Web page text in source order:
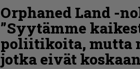
Orphaned Land -
”Syytämme
poliitikoita, mutta
jotka eivät